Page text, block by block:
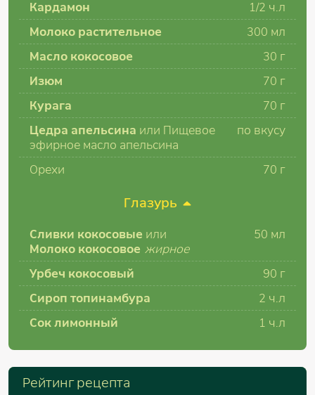
Кардамон
1/2 ч.л
Молоко растительное
300 мл
Масло кокосовое
30 г
Изюм
70 г
Курага
70 г
Цедра апельсина или Пищевое
эфирное масло апельсина
по вкусу
Орехи 70 г
Глазурь
Сливки кокосовые или
Молоко кокосовое жирное
50 мл
Урбеч кокосовый 90 г
Сироп топинамбура
2 ч.л
Сок лимонный
1 ч.л
Рейтинг рецепта